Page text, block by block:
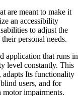
are meant to make it
an accessibility
to adjust the
personal needs.
application that runs in
level constantly. This
adapts Its functionality
users, and for
impairments.